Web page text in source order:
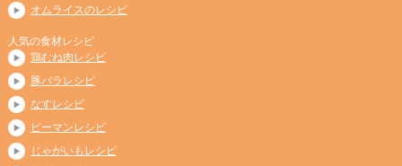
オムライスのレシピ
人気の食材レシピ
鶏むね肉レシピ
豚バラレシピ
なすレシピ
ピーマンレシピ
じゃがいもレシピ